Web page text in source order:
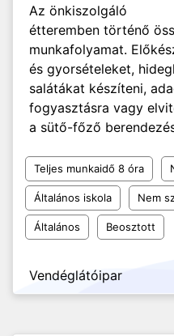
Az önkiszolgáló
étteremben történő
munkafolyamat.
és gyorsételeket,
salátákat készíteni,
fogyasztásra vagy
a sütő-főző
Teljes munkaidő 8 óra
Általános iskola Nem
Általános Beosztott
Vendéglátóipar